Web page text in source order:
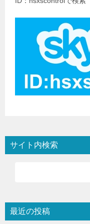
サイト内検索
最近の投稿